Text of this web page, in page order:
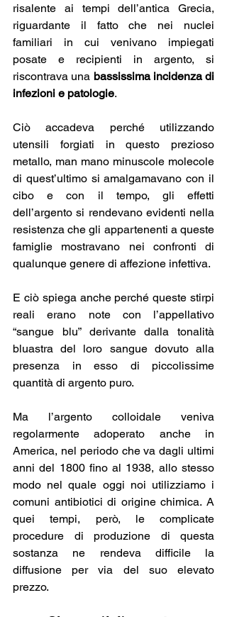
risalente ai tempi dell’antica Grecia,
riguardante il fatto che nei nuclei
familiari in cui venivano impiegati
posate e recipienti in argento, si
riscontrava una bassissima incidenza di
infezioni e patologie.
Ciò accadeva perché utilizzando
utensili forgiati in questo prezioso
metallo, man mano minuscole molecole
di quest’ultimo si amalgamavano con il
cibo e con il tempo, gli effetti
dell’argento si rendevano evidenti nella
resistenza che gli appartenenti a queste
famiglie mostravano nei confronti di
qualunque genere di affezione infettiva.
E ciò spiega anche perché queste stirpi
reali erano note con l’appellativo
“sangue blu” derivante dalla tonalità
bluastra del loro sangue dovuto alla
presenza in esso di piccolissime
quantità di argento puro.
Ma l’argento colloidale veniva
regolarmente adoperato anche in
America, nel periodo che va dagli ultimi
anni del 1800 fino al 1938, allo stesso
modo nel quale oggi noi utilizziamo i
comuni antibiotici di origine chimica. A
quei tempi, però, le complicate
procedure di produzione di questa
sostanza ne rendeva difficile la
diffusione per via del suo elevato
prezzo.